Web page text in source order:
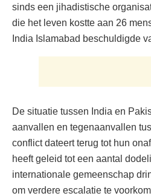
sinds een jihadistische
die het leven kostte aan 26
India Islamabad beschuldigde
De situatie tussen India en
aanvallen en tegenaanvallen
conflict dateert terug tot hun
heeft geleid tot een aantal
internationale gemeenschap
om verdere escalatie te